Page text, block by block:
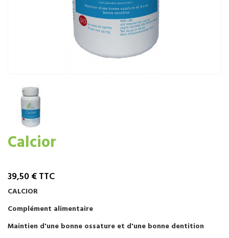
Calcior
39,50 €TTC
CALCIOR
Complément alimentaire
Maintien d'une bonne ossature et d'une bonne dentition